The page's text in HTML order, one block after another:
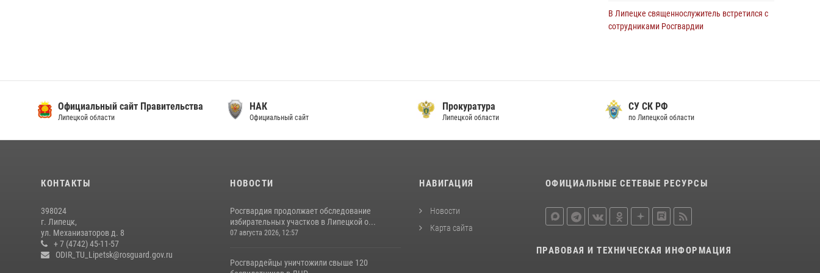
В Липецке священнослужитель встретился с
сотрудниками Росгвардии
граждан на праздновании Дня ВДВ в
03 августа 2026, 13:43
окончили курс служебной подготовки
Росгвардия обеспечила безопасность липчан
Официальный сайт Правительства
Липецкой области
НАК
Официальный сайт
Прокуратура
Липецкой области
СУ СК РФ
по Липецкой области
КОНТАКТЫ
398024
г. Липецк,
ул. Механизаторов д. 8
+ 7 (4742) 45-11-57
ODIR_TU_Lipetsk@rosguard.gov.ru
НОВОСТИ
Росгвардия продолжает обследование
избирательных участков в Липецкой о...
07 августа 2026, 12:57
Росгвардейцы уничтожили свыше 120
НАВИГАЦИЯ
Новости
Карта сайта
ОФИЦИАЛЬНЫЕ СЕТЕВЫЕ РЕСУРСЫ
ПРАВОВАЯ И ТЕХНИЧЕСКАЯ ИНФОРМАЦИЯ